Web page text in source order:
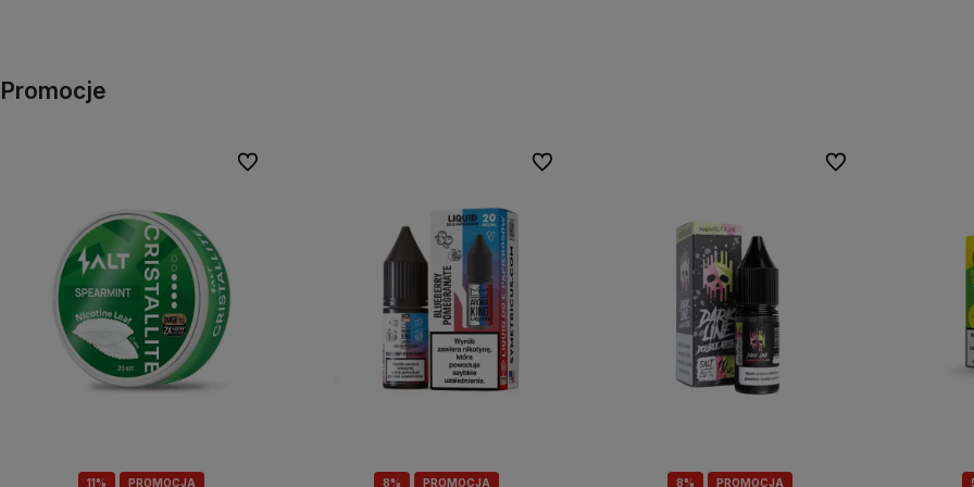
Promocje
11% PROMOCJA
Do ulubionych
8% PROMOCJA
Do ulubionych
8% PROMOCJA
Do ulubionych